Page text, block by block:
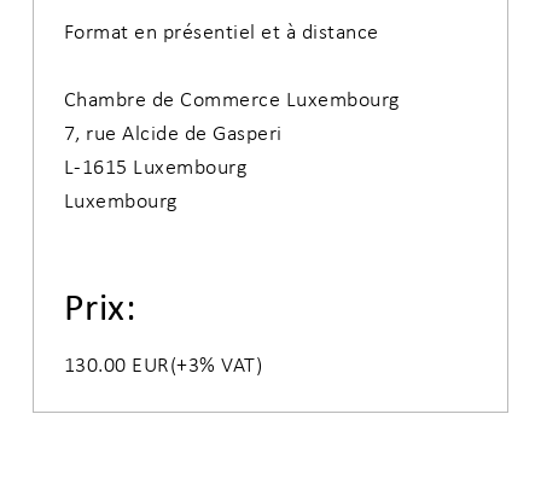
Format en présentiel et à distance
Chambre de Commerce Luxembourg
7, rue Alcide de Gasperi
L-1615 Luxembourg
Luxembourg
Prix:
130.00 EUR(+3% VAT)